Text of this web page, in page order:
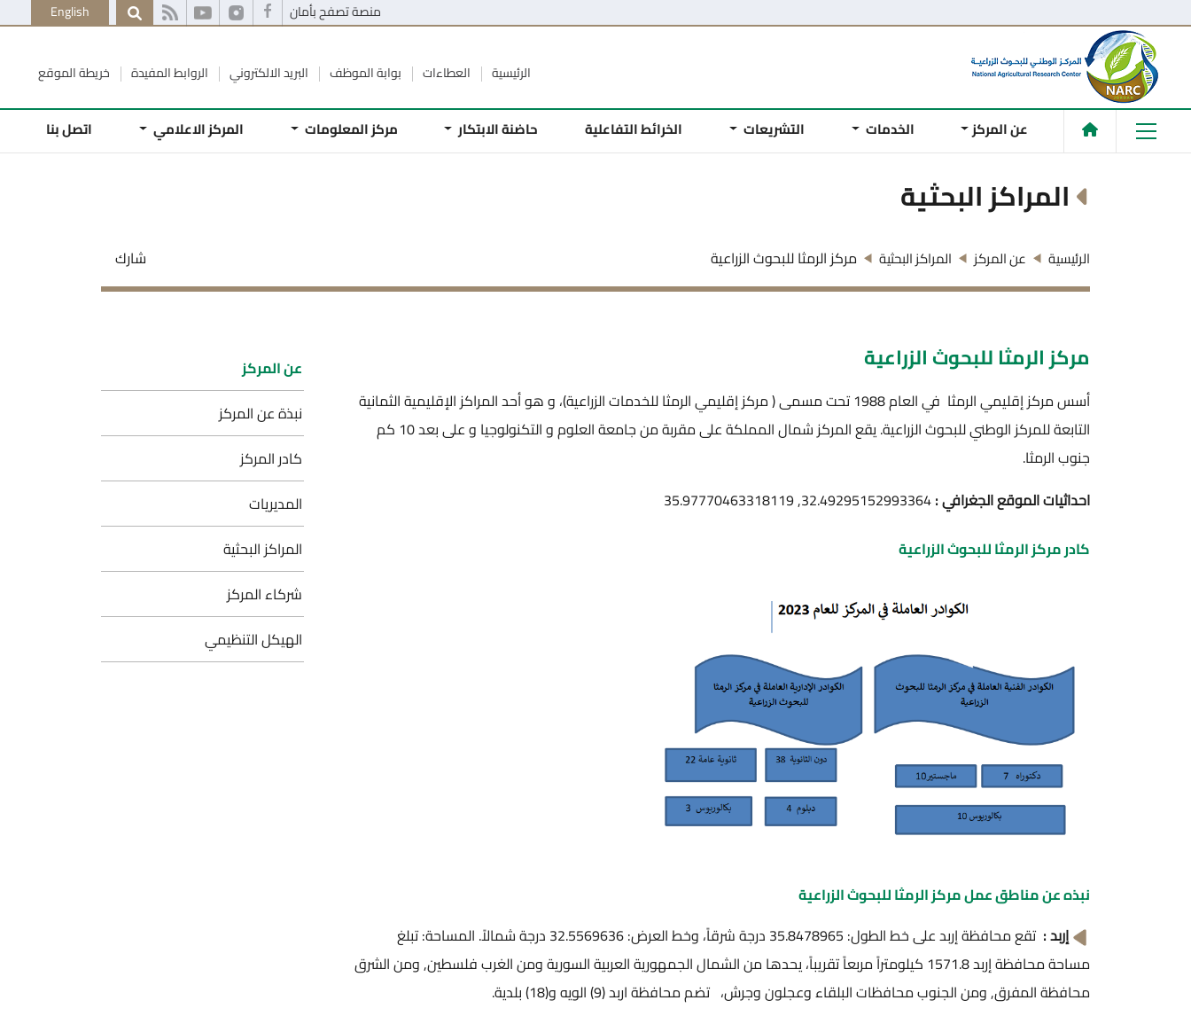
منصة تصفح بأمان English
الرئيسية العطاءات بوابة الموظف البريد الالكتروني الروابط المفيدة خريطة الموقع
عن المركز الخدمات التشريعات الخرائط التفاعلية حاضنة الابتكار مركز المعلومات المركز الاعلامي اتصل بنا
المراكز البحثية
الرئيسية عن المركز المراكز البحثية مركز الرمثا للبحوث الزراعية شارك
مركز الرمثا للبحوث الزراعية
أسس مركز إقليمي الرمثا في العام 1988 تحت مسمى ( مركز إقليمي الرمثا للخدمات الزراعية)، و هو أحد المراكز الإقليمية الثمانية
التابعة للمركز الوطني للبحوث الزراعية. يقع المركز شمال المملكة على مقربة من جامعة العلوم و التكنولوجيا و على بعد 10 كم
جنوب الرمثا.
احداثيات الموقع الجغرافي :32.49295152993364, 35.97770463318119
كادر مركز الرمثا للبحوث الزراعية
نبذه عن مناطق عمل مركز الرمثا للبحوث الزراعية
إربد :
تقع محافظة إربد على خط الطول: 35.8478965 درجة شرقاً، وخط العرض: 32.5569636 درجة شمالاً. المساحة: تبلغ
مساحة محافظة إربد 1571.8 كيلومتراً مربعاً تقريباً، يحدها من الشمال الجمهورية العربية السورية ومن الغرب فلسطين, ومن الشرق
محافظة المفرق, ومن الجنوب محافظات البلقاء وعجلون وجرش، تضم محافظة اربد (9) الويه و(18) بلدية.
عن المركز
نبذة عن المركز
كادر المركز
المديريات
المراكز البحثية
شركاء المركز
الهيكل التنظيمي